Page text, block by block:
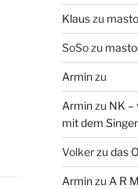
Klauszu
SoSozu
Arminzu
Arminzu NK –
mit dem
Volkerzu das
Arminzu A R